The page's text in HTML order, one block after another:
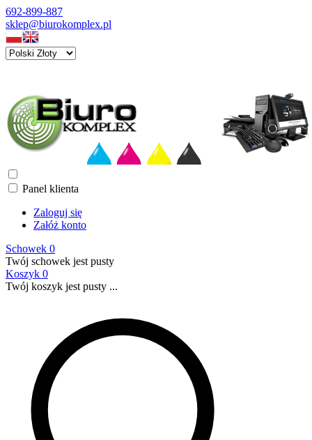
692-899-887
sklep@biurokomplex.pl
Panel klienta
Zaloguj się
Załóż konto
Schowek 0
Twój schowek jest pusty
Koszyk 0
Twój koszyk jest pusty ...